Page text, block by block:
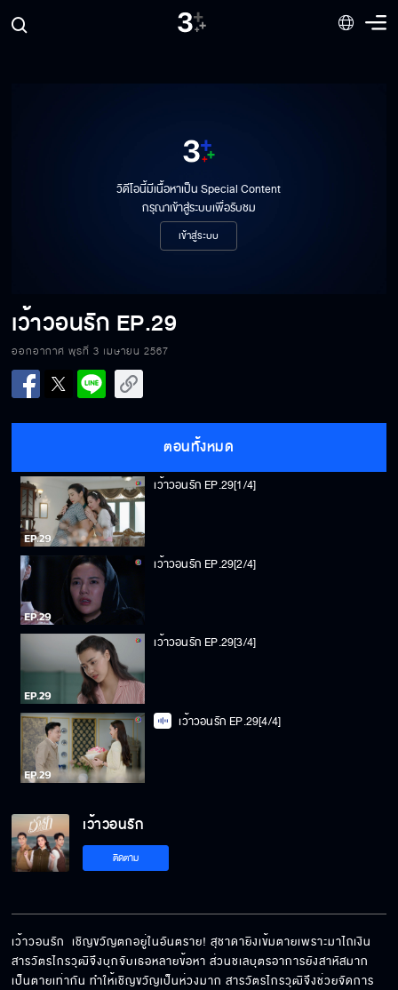
วิดีโอนี้มีเนื้อหาเป็น Special Content
กรุณาเข้าสู่ระบบเพื่อรับชม
เข้าสู่ระบบ
เว้าวอนรัก EP.29
ออกอากาศ พุธที่ 3 เมษายน 2567
ตอนทั้งหมด
เว้าวอนรัก EP.29[1/4]
เว้าวอนรัก EP.29[2/4]
เว้าวอนรัก EP.29[3/4]
เว้าวอนรัก EP.29[4/4]
เว้าวอนรัก
ติดตาม
เว้าวอนรัก  เชิญขวัญตกอยู่ในอันตราย! สุชาดายิงเข้มตายเพราะมาไถเงิน
สารวัตรไกรวุฒิจึงบุกจับเธอหลายข้อหา ส่วนชเลบุตรอาการยังสาหัสมาก
เป็นตายเท่ากัน ทำให้เชิญขวัญเป็นห่วงมาก สารวัตรไกรวุฒิจึงช่วยจัดการ